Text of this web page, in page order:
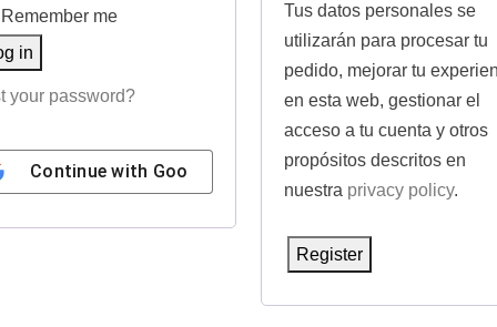
r
d
Remember me
in
your password?
Continue with Google
r
e
u
i
r
e
Tus datos personales se
utilizarán para procesar tu
pedido, mejorar tu
en esta web, gestionar el
acceso a tu cuenta y otros
propósitos descritos en
nuestra privacy policy.
Register